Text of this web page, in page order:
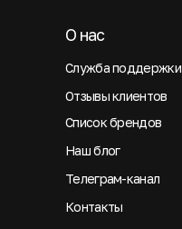
Служба поддержки
О нас
Отзывы клиентов
Список брендов
Наш блог
Телеграм-канал
Контакты